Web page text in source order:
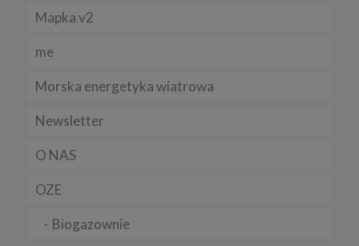
Mapka v2
me
Morska energetyka wiatrowa
Newsletter
O NAS
OZE
Biogazownie